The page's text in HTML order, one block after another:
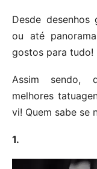
Desde
ou até
gostos para tudo!
Assim sendo,
melhores
vi! Quem sabe se
1.